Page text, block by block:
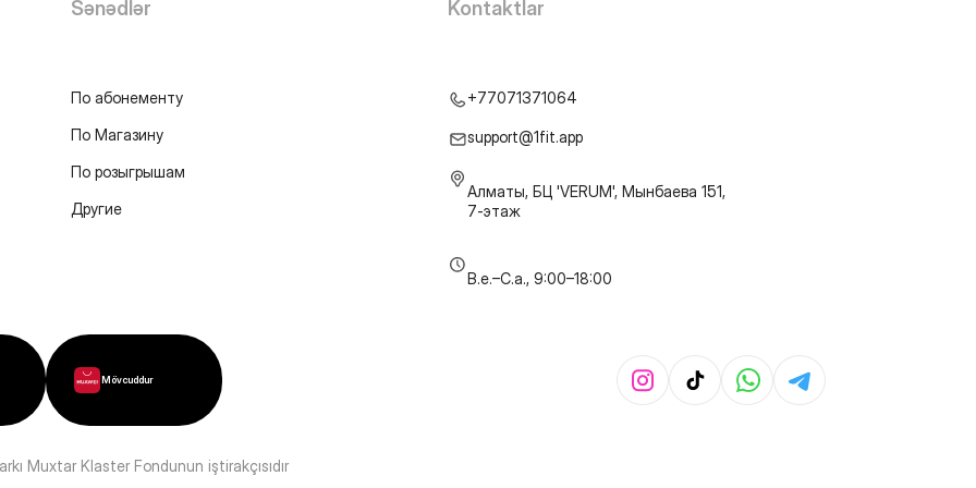
Sənədlər
По абонементу
По Магазину
По розыгрышам
Другие
Kontaktlar
+77071371064
support@1fit.app
Алматы, БЦ 'VERUM', Мынбаева 151,
7-этаж
B.e.–C.a., 9:00–18:00
Mövcuddur
Muxtar Klaster Fondunun iştirakçısıdır